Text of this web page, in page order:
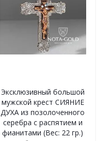
Эксклюзивный большой
мужской крест СИЯНИЕ
ДУХА из позолоченного
серебра с распятием и
фианитами (Вес: 22 гр.)